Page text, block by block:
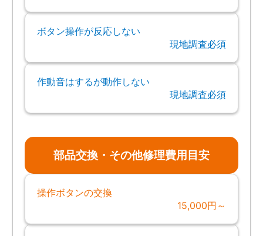
ボタン操作が反応しない
現地調査必須
作動音はするが動作しない
現地調査必須
部品交換・その他修理費用目安
操作ボタンの交換
15,000円～